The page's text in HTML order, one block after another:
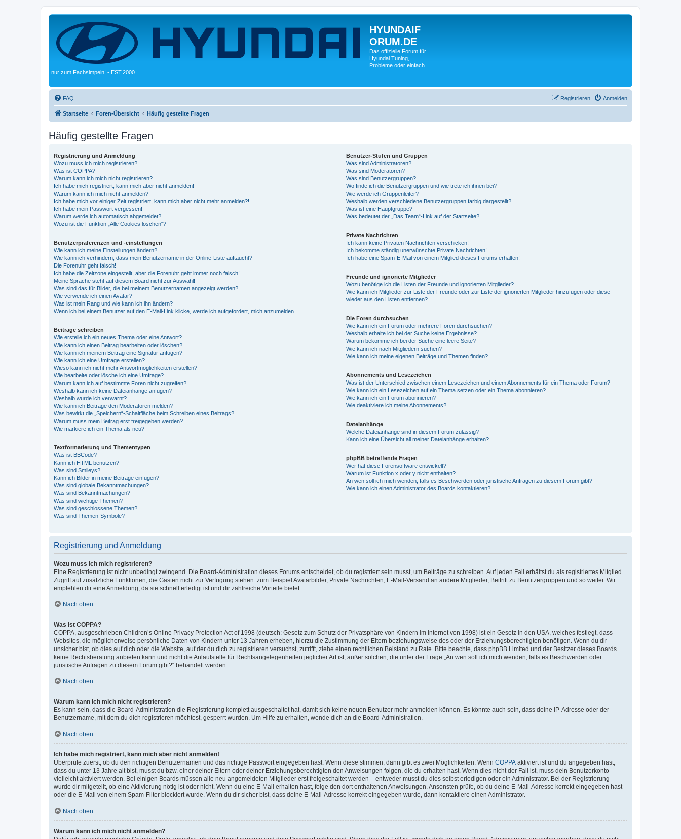
HYUNDAIF
ORUM.DE
Das offizielle Forum für
Hyundai Tuning,
Probleme oder einfach
nur zum Fachsimpeln! - EST.2000
FAQ Anmelden
Registrieren
Startseite Foren-Übersicht Häufig gestellte Fragen
Häufig gestellte Fragen
Registrierung und Anmeldung
Wozu muss ich mich registrieren?
Was ist COPPA?
Warum kann ich mich nicht registrieren?
Ich habe mich registriert, kann mich aber nicht anmelden!
Warum kann ich mich nicht anmelden?
Ich habe mich vor einiger Zeit registriert, kann mich aber nicht mehr anmelden?!
Ich habe mein Passwort vergessen!
Warum werde ich automatisch abgemeldet?
Wozu ist die Funktion „Alle Cookies löschen“?
Benutzerpräferenzen und -einstellungen
Wie kann ich meine Einstellungen ändern?
Wie kann ich verhindern, dass mein Benutzername in der Online-Liste auftaucht?
Die Forenuhr geht falsch!
Ich habe die Zeitzone eingestellt, aber die Forenuhr geht immer noch falsch!
Meine Sprache steht auf diesem Board nicht zur Auswahl!
Was sind das für Bilder, die bei meinem Benutzernamen angezeigt werden?
Wie verwende ich einen Avatar?
Was ist mein Rang und wie kann ich ihn ändern?
Wenn ich bei einem Benutzer auf den E-Mail-Link klicke, werde ich aufgefordert, mich anzumelden.
Beiträge schreiben
Wie erstelle ich ein neues Thema oder eine Antwort?
Wie kann ich einen Beitrag bearbeiten oder löschen?
Wie kann ich meinem Beitrag eine Signatur anfügen?
Wie kann ich eine Umfrage erstellen?
Wieso kann ich nicht mehr Antwortmöglichkeiten erstellen?
Wie bearbeite oder lösche ich eine Umfrage?
Warum kann ich auf bestimmte Foren nicht zugreifen?
Weshalb kann ich keine Dateianhänge anfügen?
Weshalb wurde ich verwarnt?
Wie kann ich Beiträge den Moderatoren melden?
Was bewirkt die „Speichern“-Schaltfläche beim Schreiben eines Beitrags?
Warum muss mein Beitrag erst freigegeben werden?
Wie markiere ich ein Thema als neu?
Textformatierung und Thementypen
Was ist BBCode?
Kann ich HTML benutzen?
Was sind Smileys?
Kann ich Bilder in meine Beiträge einfügen?
Was sind globale Bekanntmachungen?
Was sind Bekanntmachungen?
Was sind wichtige Themen?
Was sind geschlossene Themen?
Was sind Themen-Symbole?
Benutzer-Stufen und Gruppen
Was sind Administratoren?
Was sind Moderatoren?
Was sind Benutzergruppen?
Wo finde ich die Benutzergruppen und wie trete ich ihnen bei?
Wie werde ich Gruppenleiter?
Weshalb werden verschiedene Benutzergruppen farbig dargestellt?
Was ist eine Hauptgruppe?
Was bedeutet der „Das Team“-Link auf der Startseite?
Private Nachrichten
Ich kann keine Privaten Nachrichten verschicken!
Ich bekomme ständig unerwünschte Private Nachrichten!
Ich habe eine Spam-E-Mail von einem Mitglied dieses Forums erhalten!
Freunde und ignorierte Mitglieder
Wozu benötige ich die Listen der Freunde und ignorierten Mitglieder?
Wie kann ich Mitglieder zur Liste der Freunde oder zur Liste der ignorierten Mitglieder hinzufügen oder diese
wieder aus den Listen entfernen?
Die Foren durchsuchen
Wie kann ich ein Forum oder mehrere Foren durchsuchen?
Weshalb erhalte ich bei der Suche keine Ergebnisse?
Warum bekomme ich bei der Suche eine leere Seite?
Wie kann ich nach Mitgliedern suchen?
Wie kann ich meine eigenen Beiträge und Themen finden?
Abonnements und Lesezeichen
Was ist der Unterschied zwischen einem Lesezeichen und einem Abonnements für ein Thema oder Forum?
Wie kann ich ein Lesezeichen auf ein Thema setzen oder ein Thema abonnieren?
Wie kann ich ein Forum abonnieren?
Wie deaktiviere ich meine Abonnements?
Dateianhänge
Welche Dateianhänge sind in diesem Forum zulässig?
Kann ich eine Übersicht all meiner Dateianhänge erhalten?
phpBB betreffende Fragen
Wer hat diese Forensoftware entwickelt?
Warum ist Funktion x oder y nicht enthalten?
An wen soll ich mich wenden, falls es Beschwerden oder juristische Anfragen zu diesem Forum gibt?
Wie kann ich einen Administrator des Boards kontaktieren?
Registrierung und Anmeldung
Wozu muss ich mich registrieren?
Eine Registrierung ist nicht unbedingt zwingend. Die Board-Administration dieses Forums entscheidet, ob du registriert sein musst, um Beiträge zu schreiben. Auf jeden Fall erhältst du als registriertes Mitglied
Zugriff auf zusätzliche Funktionen, die Gästen nicht zur Verfügung stehen: zum Beispiel Avatarbilder, Private Nachrichten, E-Mail-Versand an andere Mitglieder, Beitritt zu Benutzergruppen und so weiter. Wir
empfehlen dir eine Anmeldung, da sie schnell erledigt ist und dir zahlreiche Vorteile bietet.
Nach oben
Was ist COPPA?
COPPA, ausgeschrieben Children’s Online Privacy Protection Act of 1998 (deutsch: Gesetz zum Schutz der Privatsphäre von Kindern im Internet von 1998) ist ein Gesetz in den USA, welches festlegt, dass
Websites, die möglicherweise persönliche Daten von Kindern unter 13 Jahren erheben, hierzu die Zustimmung der Eltern beziehungsweise des oder der Erziehungsberechtigten benötigen. Wenn du dir
unsicher bist, ob dies auf dich oder die Website, auf der du dich zu registrieren versuchst, zutrifft, ziehe einen rechtlichen Beistand zu Rate. Bitte beachte, dass phpBB Limited und der Besitzer dieses Boards
keine Rechtsberatung anbieten kann und nicht die Anlaufstelle für Rechtsangelegenheiten jeglicher Art ist; außer solchen, die unter der Frage „An wen soll ich mich wenden, falls es Beschwerden oder
juristische Anfragen zu diesem Forum gibt?“ behandelt werden.
Nach oben
Warum kann ich mich nicht registrieren?
Es kann sein, dass die Board-Administration die Registrierung komplett ausgeschaltet hat, damit sich keine neuen Benutzer mehr anmelden können. Es könnte auch sein, dass deine IP-Adresse oder der
Benutzername, mit dem du dich registrieren möchtest, gesperrt wurden. Um Hilfe zu erhalten, wende dich an die Board-Administration.
Nach oben
Ich habe mich registriert, kann mich aber nicht anmelden!
Überprüfe zuerst, ob du den richtigen Benutzernamen und das richtige Passwort eingegeben hast. Wenn diese stimmen, dann gibt es zwei Möglichkeiten. Wenn COPPA aktiviert ist und du angegeben hast,
dass du unter 13 Jahre alt bist, musst du bzw. einer deiner Eltern oder deiner Erziehungsberechtigten den Anweisungen folgen, die du erhalten hast. Wenn dies nicht der Fall ist, muss dein Benutzerkonto
vielleicht aktiviert werden. Bei einigen Boards müssen alle neu angemeldeten Mitglieder erst freigeschaltet werden – entweder musst du dies selbst erledigen oder ein Administrator. Bei der Registrierung
wurde dir mitgeteilt, ob eine Aktivierung nötig ist oder nicht. Wenn du eine E-Mail erhalten hast, folge den dort enthaltenen Anweisungen. Ansonsten prüfe, ob du deine E-Mail-Adresse korrekt eingegeben hast
oder die E-Mail von einem Spam-Filter blockiert wurde. Wenn du dir sicher bist, dass deine E-Mail-Adresse korrekt eingegeben wurde, dann kontaktiere einen Administrator.
Nach oben
Warum kann ich mich nicht anmelden?